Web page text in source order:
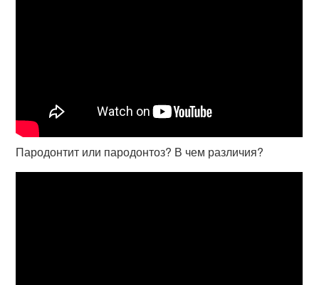
Пародонтит или пародонтоз? В чем различия?